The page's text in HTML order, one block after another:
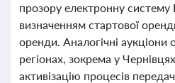
прозору електронну
визначенням стартової
оренди. Аналогічні аукціони
регіонах, зокрема у
активізацію процесів